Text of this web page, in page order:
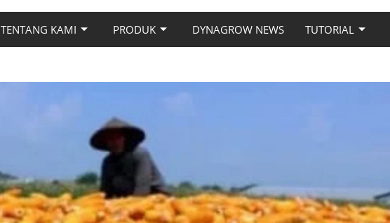
TENTANG KAMI PRODUK DYNAGROW NEWS TUTORIAL